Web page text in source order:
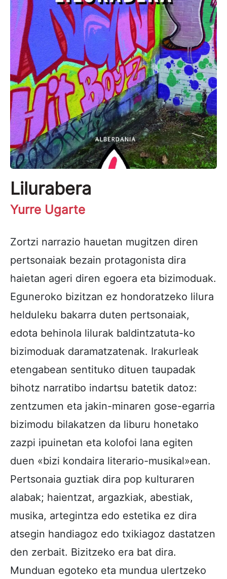
Lilurabera
Yurre Ugarte
Zortzi narrazio hauetan mugitzen diren
pertsonaiak bezain protagonista dira
haietan ageri diren egoera eta bizimoduak.
Eguneroko bizitzan ez hondoratzeko lilura
helduleku bakarra duten pertsonaiak,
edota behinola lilurak baldintzatuta-ko
bizimoduak daramatzatenak. Irakurleak
etengabean sentituko dituen taupadak
bihotz narratibo indartsu batetik datoz:
zentzumen eta jakin-minaren gose-egarria
bizimodu bilakatzen da liburu honetako
zazpi ipuinetan eta kolofoi lana egiten
duen «bizi kondaira literario-musikal»ean.
Pertsonaia guztiak dira pop kulturaren
alabak; haientzat, argazkiak, abestiak,
musika, artegintza edo estetika ez dira
atsegin handiagoz edo txikiagoz dastatzen
den zerbait. Bizitzeko era bat dira.
Munduan egoteko eta mundua ulertzeko